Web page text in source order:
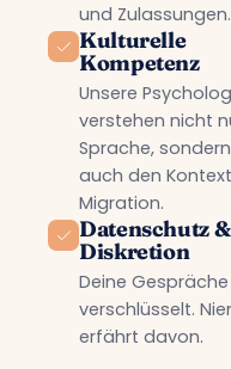
und Zulassungen.
Kulturelle
Kompetenz
Unsere
verstehen nicht
Sprache, sondern
auch den
Migration.
Datenschutz &
Diskretion
Deine
verschlüsselt.
erfährt davon.